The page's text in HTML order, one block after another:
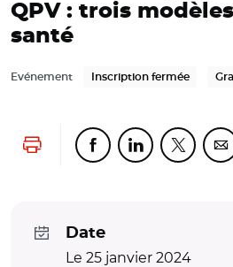
QPV : trois
santé
Evénement Inscription fermée
Lancer l'impressionPartager cette page
Partager cette
Date
Le 25 janvier 2024